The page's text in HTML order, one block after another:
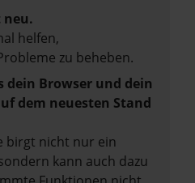
neu.
helfen,
zu beheben.
dein Browser und dein
dem neuesten Stand
birgt nicht nur ein
kann auch dazu